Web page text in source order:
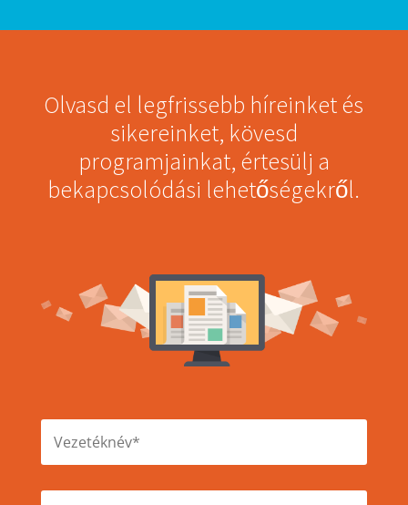
Olvasd el legfrissebb híreinket és
sikereinket, kövesd
programjainkat, értesülj a
bekapcsolódási lehetőségekről.
V
e
é
K